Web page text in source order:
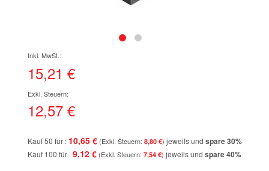
der
Bildgalerie
15,21 €
12,57 €
Kauf 50 für 10,65 € 8,80 € jeweils und spare30%
Kauf 100 für 9,12 € 7,54 € jeweils und spare40%